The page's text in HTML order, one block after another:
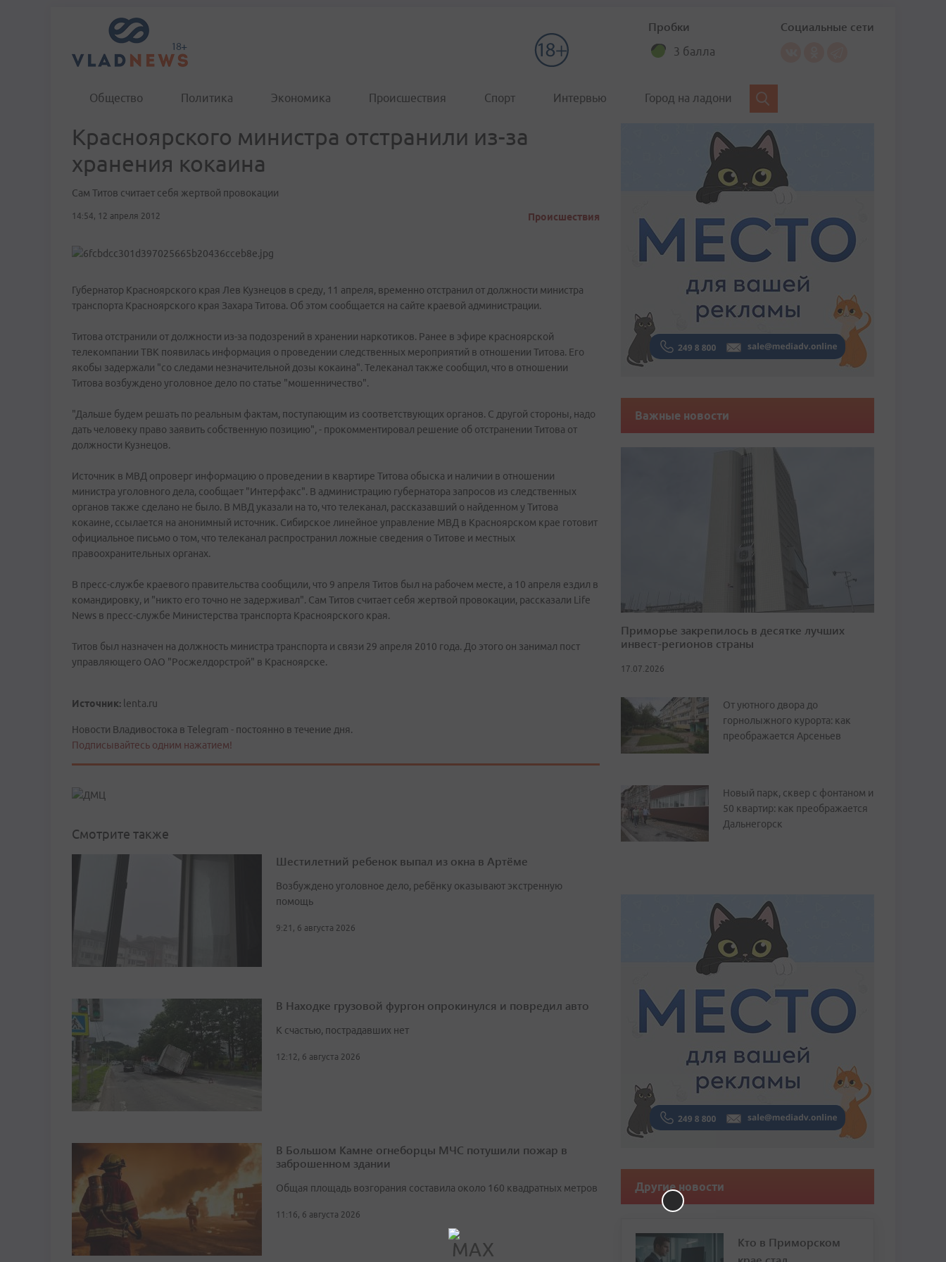
Пробки
3 балла
Социальные сети
Общество Политика Экономика Происшествия Спорт Интервью Город на ладони
Красноярского министра отстранили из-за
хранения кокаина
Сам Титов считает себя жертвой провокации
14:54, 12 апреля 2012 Происшествия
Губернатор Красноярского края Лев Кузнецов в среду, 11 апреля, временно отстранил от должности министра
транспорта Красноярского края Захара Титова. Об этом сообщается на сайте краевой администрации.
Титова отстранили от должности из-за подозрений в хранении наркотиков. Ранее в эфире красноярской
телекомпании ТВК появилась информация о проведении следственных мероприятий в отношении Титова. Его
якобы задержали "со следами незначительной дозы кокаина". Телеканал также сообщил, что в отношении
Титова возбуждено уголовное дело по статье "мошенничество".
"Дальше будем решать по реальным фактам, поступающим из соответствующих органов. С другой стороны, надо
дать человеку право заявить собственную позицию", - прокомментировал решение об отстранении Титова от
должности Кузнецов.
Источник в МВД опроверг информацию о проведении в квартире Титова обыска и наличии в отношении
министра уголовного дела, сообщает "Интерфакс". В администрацию губернатора запросов из следственных
органов также сделано не было. В МВД указали на то, что телеканал, рассказавший о найденном у Титова
кокаине, ссылается на анонимный источник. Сибирское линейное управление МВД в Красноярском крае готовит
официальное письмо о том, что телеканал распространил ложные сведения о Титове и местных
правоохранительных органах.
В пресс-службе краевого правительства сообщили, что 9 апреля Титов был на рабочем месте, а 10 апреля ездил в
командировку, и "никто его точно не задерживал". Сам Титов считает себя жертвой провокации, рассказали Life
News в пресс-службе Министерства транспорта Красноярского края.
Титов был назначен на должность министра транспорта и связи 29 апреля 2010 года. До этого он занимал пост
управляющего ОАО "Росжелдорстрой" в Красноярске.
Источник: lenta.ru
Новости Владивостока в Telegram - постоянно в течение дня.
Подписывайтесь одним нажатием!
Смотрите также
Шестилетний ребенок выпал из окна в Артёме
Возбуждено уголовное дело, ребёнку оказывают экстренную
помощь
9:21, 6 августа 2026
В Находке грузовой фургон опрокинулся и повредил авто
К счастью, пострадавших нет
12:12, 6 августа 2026
В Большом Камне огнеборцы МЧС потушили пожар в
заброшенном здании
Общая площадь возгорания составила около 160 квадратных метров
11:16, 6 августа 2026
Важные новости
Приморье закрепилось в десятке лучших
инвест-регионов страны
17.07.2026
От уютного двора до
горнолыжного курорта: как
преображается Арсеньев
Новый парк, сквер с фонтаном и
50 квартир: как преображается
Дальнегорск
Другие новости
Кто в Приморском